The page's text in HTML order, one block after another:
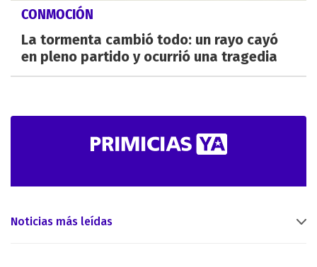
CONMOCIÓN
La tormenta cambió todo: un rayo cayó
en pleno partido y ocurrió una tragedia
Noticias más leídas